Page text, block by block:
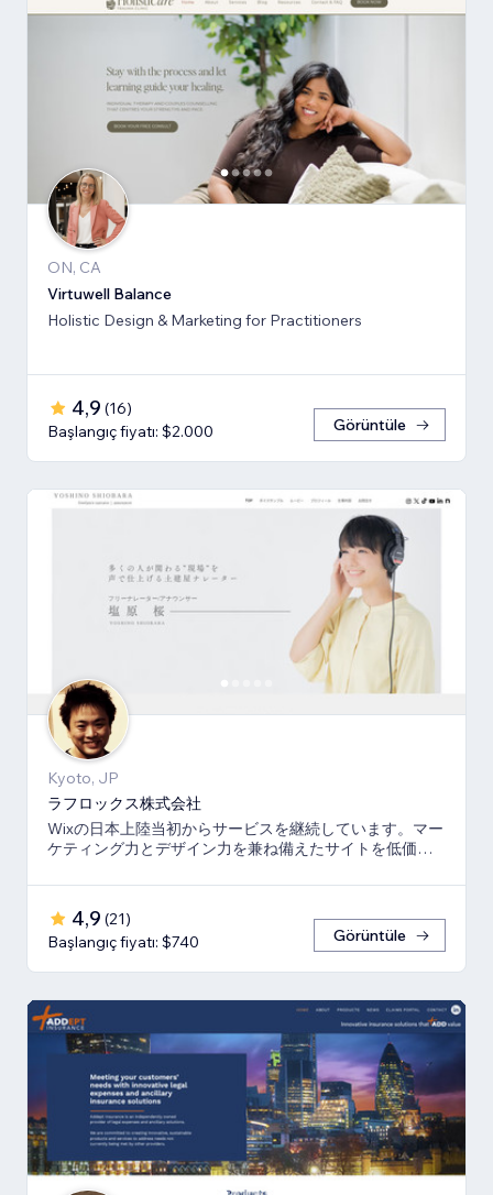
ON, CA
Virtuwell Balance
Holistic Design & Marketing for Practitioners
4,9 (16)
Başlangıç fiyatı: $2.000
Görüntüle
Kyoto, JP
ラフロックス株式会社
Wixの日本上陸当初からサービスを継続しています。マー
ケティング力とデザイン力を兼ね備えたサイトを低価格
4,9 (21)
Başlangıç fiyatı: $740
Görüntüle